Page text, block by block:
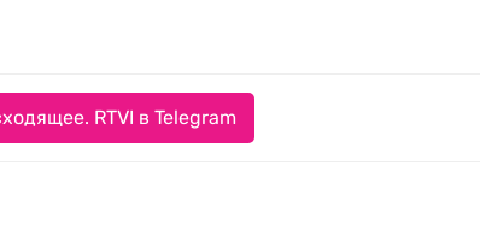
RTVI в Telegram